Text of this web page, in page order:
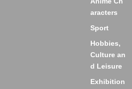
aracters
Sport
Hobbies,
Culture an
d Leisure
Exhibition